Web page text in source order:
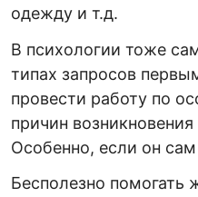
одежду и т.д.
В психологии тоже
типах запросов
провести работу по
причин
Особенно, если он
Бесполезно помогать